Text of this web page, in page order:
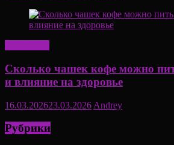
Сколько чашек кофе можно
и влияние на здоровье
16.03.202623.03.2026 Andrey
Рубрики